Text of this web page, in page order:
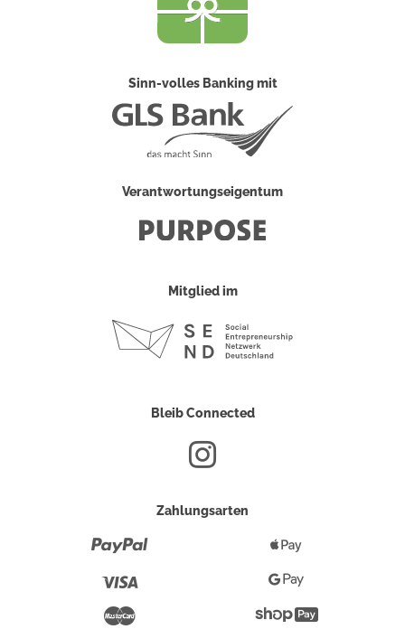
Sinn-volles Banking mit
Verantwortungseigentum
Mitglied im
Bleib Connected
Zahlungsarten
Pay
Google
Pay